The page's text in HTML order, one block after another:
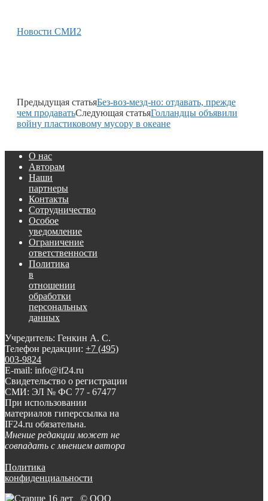
Новости СМИ2
Предыдущая статьяБез-воз-мезд-но: отдавать, прежде
чем продаватьСледующая статьяГолландцы объявили
войну пластиковому мусору в океане
О нас
Авторам
Наши
партнеры
Контакты
Сотрудничество
Особое
уведомление
Ограничение
ответственности
Политика
в
отношении
обработки
персональных
данных
Учредитель: Генкин А. С.
Телефон редакции: +7 (495)
003-9824
E-mail: info@if24.ru
Свидетельство о регистрации
СМИ: ЭЛ № ФС 77 - 67477
При использовании
материалов гиперссылка на
IF24.ru обязательна.
Мнение редакции может не
совпадать с мнением автора
Политика
конфиденциальности
© ООО